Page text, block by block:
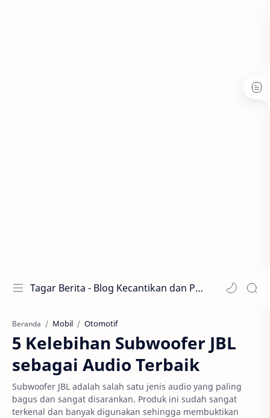
Tagar Berita - Blog Kecantikan dan Perawatan
Beranda Mobil Otomotif
5 Kelebihan Subwoofer JBL
sebagai Audio Terbaik
Subwoofer JBL adalah salah satu jenis audio yang paling
bagus dan sangat disarankan. Produk ini sudah sangat
terkenal dan banyak digunakan sehingga membuktikan